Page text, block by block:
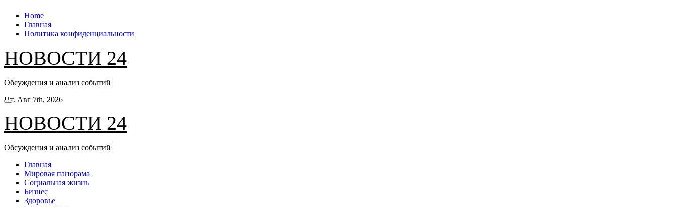
Перейти
содержанию
Home
Главная
Политика конфиденциальности
НОВОСТИ 24
Обсуждения и анализ событий
Пт. Авг 7th, 2026
НОВОСТИ 24
Обсуждения и анализ событий
Главная
Мировая панорама
Социальная жизнь
Бизнес
Здоровье